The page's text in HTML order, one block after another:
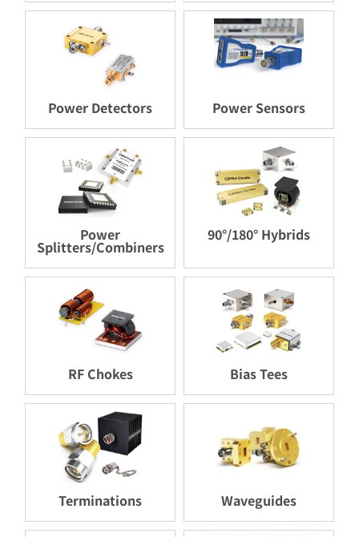
Power Detectors Power Sensors
Power
Splitters/Combiners
90°/180° Hybrids
RF Chokes Bias Tees
Terminations Waveguides